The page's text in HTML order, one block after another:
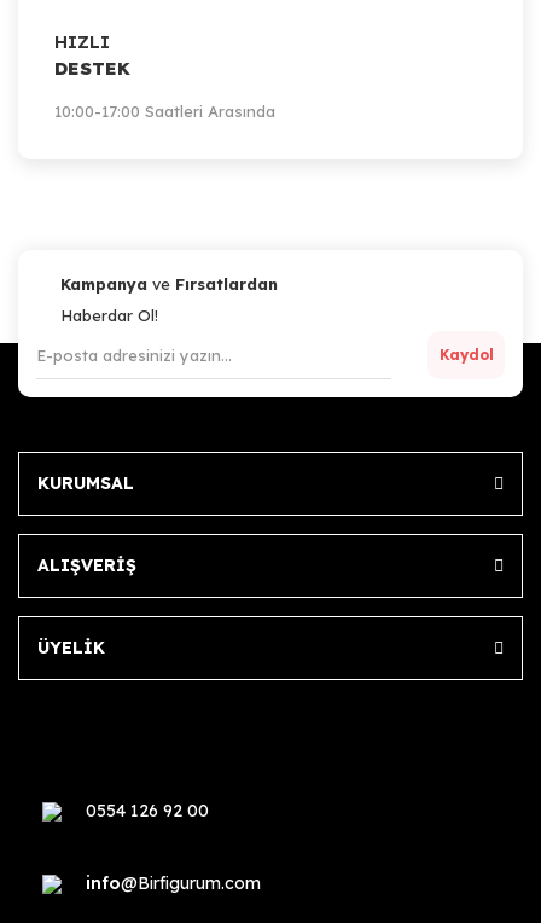
HIZLI
DESTEK
10:00-17:00 Saatleri Arasında
Kampanya ve Fırsatlardan
Haberdar Ol!
Kaydol
KURUMSAL
ALIŞVERİŞ
ÜYELİK
0554 126 92 00
info@Birfigurum.com